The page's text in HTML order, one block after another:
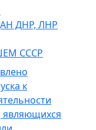
ДНР, ЛНР
СССР
к
являющихся